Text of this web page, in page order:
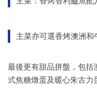
主菜亦可選香烤澳洲
最後更有甜品拼盤，包括
式焦糖燉蛋及暖心朱古力